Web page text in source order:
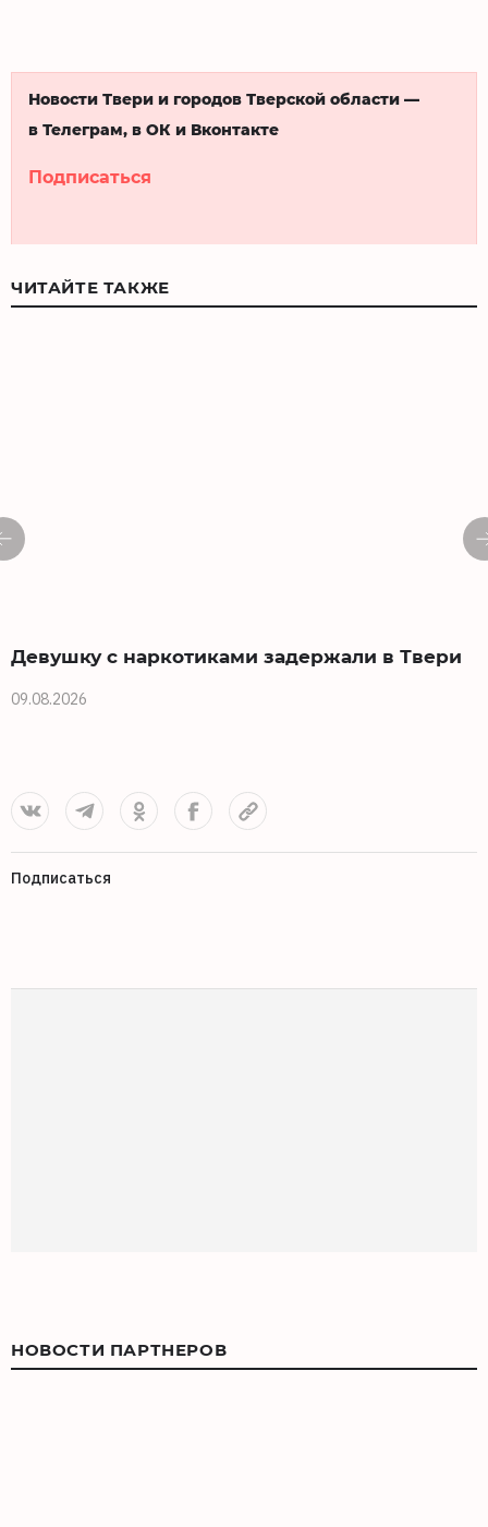
Новости Твери и городов Тверской области —
в Телеграм, в ОК и Вконтакте
Подписаться
ЧИТАЙТЕ ТАКЖЕ
Девушку с наркотиками задержали в Твери
09.08.2026
Подписаться
НОВОСТИ ПАРТНЕРОВ